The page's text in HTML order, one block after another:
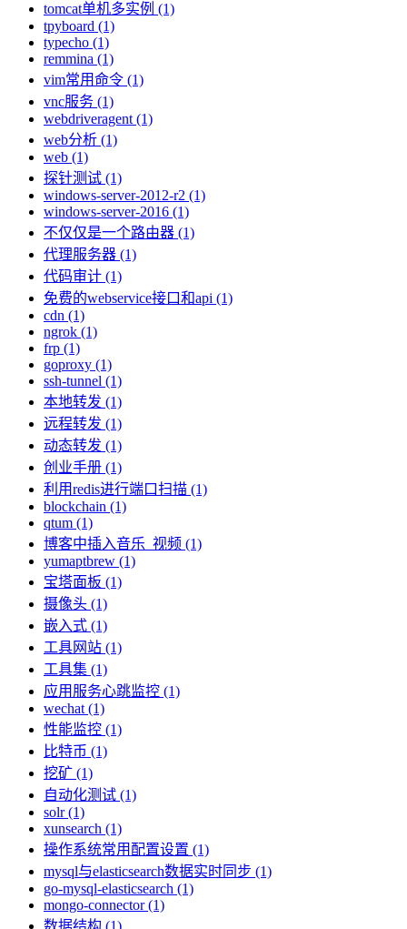
tomcat单机多实例 (1)
tpyboard (1)
typecho (1)
remmina (1)
vim常用命令 (1)
vnc服务 (1)
webdriveragent (1)
web分析 (1)
web (1)
探针测试 (1)
windows-server-2012-r2 (1)
windows-server-2016 (1)
不仅仅是一个路由器 (1)
代理服务器 (1)
代码审计 (1)
免费的webservice接口和api (1)
cdn (1)
ngrok (1)
frp (1)
goproxy (1)
ssh-tunnel (1)
本地转发 (1)
远程转发 (1)
动态转发 (1)
创业手册 (1)
利用redis进行端口扫描 (1)
blockchain (1)
qtum (1)
博客中插入音乐_视频 (1)
yumaptbrew (1)
宝塔面板 (1)
摄像头 (1)
嵌入式 (1)
工具网站 (1)
工具集 (1)
应用服务心跳监控 (1)
wechat (1)
性能监控 (1)
比特币 (1)
挖矿 (1)
自动化测试 (1)
solr (1)
xunsearch (1)
操作系统常用配置设置 (1)
mysql与elasticsearch数据实时同步 (1)
go-mysql-elasticsearch (1)
mongo-connector (1)